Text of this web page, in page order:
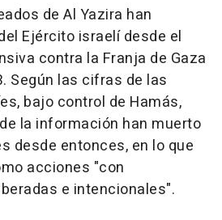
de Al Yazira han
Ejército israelí desde el
contra la Franja de Gaza
Según las cifras de las
bajo control de Hamás,
la información han muerto
desde entonces, en lo que
acciones "con
e intencionales".